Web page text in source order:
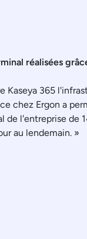
réalisées
Kaseya 365
chez Ergon a
de l'entreprise de
au lendemain. »